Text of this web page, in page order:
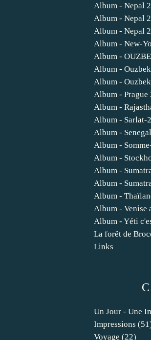
Un Jour - Une
Impressions
Voyage (22)
Album - Nepal
Album - Nepal
Album - Nepal
Album - New-
Album -
Album -
Album -
Album - Prague
Album -
Album - Sarlat-
Album -
Album -
Album -
Album -
Album -
Album -
Album - Venise
Album - Yéti
La forêt de
Links